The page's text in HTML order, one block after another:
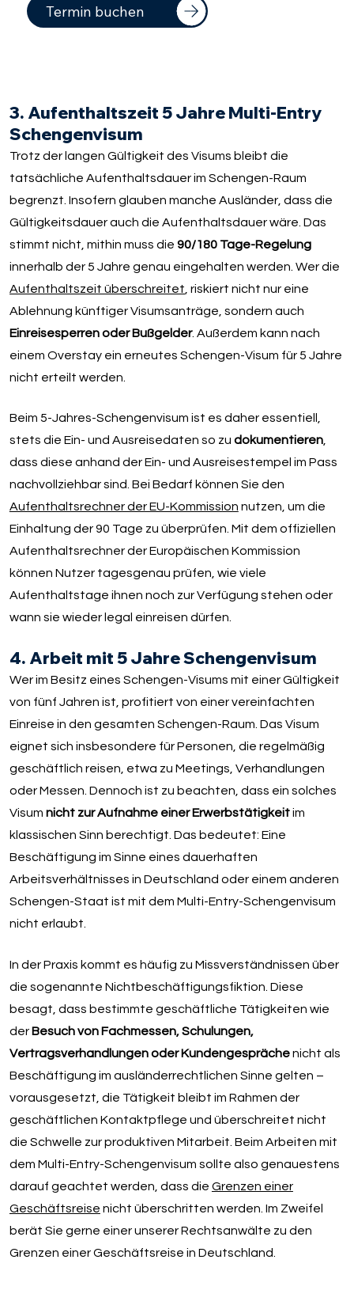
Termin buchen
3. Aufenthaltszeit 5 Jahre Multi-Entry
Schengenvisum
Trotz der langen Gültigkeit des Visums bleibt die
tatsächliche Aufenthaltsdauer im Schengen-Raum
begrenzt. Insofern glauben manche Ausländer, dass die
Gültigkeitsdauer auch die Aufenthaltsdauer wäre. Das
stimmt nicht, mithin muss die90/180 Tage-Regelung
innerhalb der 5 Jahre genau eingehalten werden. Wer die
Aufenthaltszeit überschreitet , riskiert nicht nur eine
Ablehnung künftiger Visumsanträge, sondern auch
Einreisesperren oder Bußgelder. Außerdem kann nach
einem Overstay ein erneutes Schengen-Visum für 5 Jahre
nicht erteilt werden.
Beim 5-Jahres-Schengenvisum ist es daher essentiell,
stets die Ein- und Ausreisedaten so zu dokumentieren,
dass diese anhand der Ein- und Ausreisestempel im Pass
nachvollziehbar sind. Bei Bedarf können Sie den
Aufenthaltsrechner der EU-Kommission nutzen, um die
Einhaltung der 90 Tage zu überprüfen. Mit dem offiziellen
Aufenthaltsrechner der Europäischen Kommission
können Nutzer tagesgenau prüfen, wie viele
Aufenthaltstage ihnen noch zur Verfügung stehen oder
wann sie wieder legal einreisen dürfen.
4. Arbeit mit 5 Jahre Schengenvisum
Wer im Besitz eines Schengen-Visums mit einer Gültigkeit
von fünf Jahren ist, profitiert von einer vereinfachten
Einreise in den gesamten Schengen-Raum. Das Visum
eignet sich insbesondere für Personen, die regelmäßig
geschäftlich reisen, etwa zu Meetings, Verhandlungen
oder Messen. Dennoch ist zu beachten, dass ein solches
Visum nicht zur Aufnahme einer Erwerbstätigkeitim
klassischen Sinn berechtigt. Das bedeutet: Eine
Beschäftigung im Sinne eines dauerhaften
Arbeitsverhältnisses in Deutschland oder einem anderen
Schengen-Staat ist mit dem Multi-Entry-Schengenvisum
nicht erlaubt.
In der Praxis kommt es häufig zu Missverständnissen über
die sogenannte Nichtbeschäftigungsfiktion. Diese
besagt, dass bestimmte geschäftliche Tätigkeiten wie
der Besuch von Fachmessen, Schulungen,
Vertragsverhandlungen oder Kundengesprächenicht als
Beschäftigung im ausländerrechtlichen Sinne gelten –
vorausgesetzt, die Tätigkeit bleibt im Rahmen der
geschäftlichen Kontaktpflege und überschreitet nicht
die Schwelle zur produktiven Mitarbeit. Beim Arbeiten mit
dem Multi-Entry-Schengenvisum sollte also genauestens
darauf geachtet werden, dass die Grenzen einer
Geschäftsreise nicht überschritten werden. Im Zweifel
berät Sie gerne einer unserer Rechtsanwälte zu den
Grenzen einer Geschäftsreise in Deutschland.